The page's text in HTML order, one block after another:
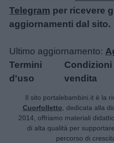
Telegram per ricevere
aggiornamenti dal sito.
Ultimo aggiornamento:
Termini
d'uso
Condizioni
vendita
Il sito portalebambini.it è la
Cuorfolletto , dedicata alla
2014, offriamo materiali
di alta qualità per
percorso di